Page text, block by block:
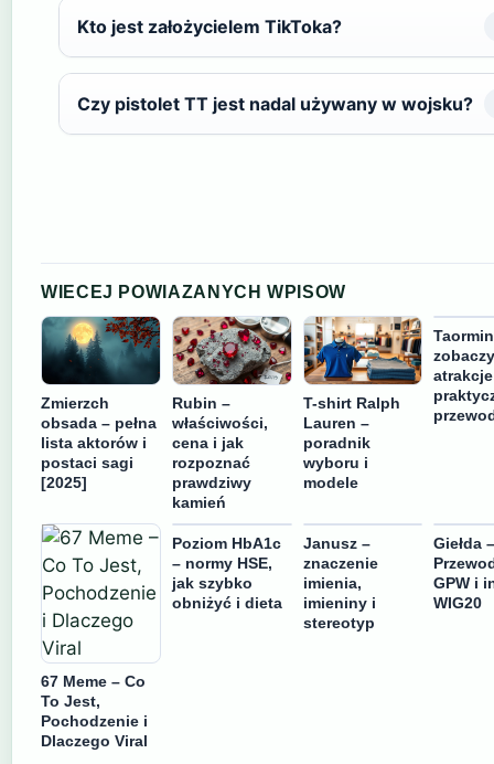
Kto jest założycielem TikToka?
Czy pistolet TT jest nadal używany w wojsku?
WIECEJ POWIAZANYCH WPISOW
Zmierzch
obsada – pełna
lista aktorów i
postaci sagi
[2025]
Rubin –
właściwości,
cena i jak
rozpoznać
prawdziwy
kamień
T-shirt Ralph
Lauren –
poradnik
wyboru i
modele
67 Meme – Co
To Jest,
Pochodzenie i
Dlaczego Viral
Poziom HbA1c
– normy HSE,
jak szybko
obniżyć i dieta
Janusz –
znaczenie
imienia,
imieniny i
stereotyp
Giełda
GPW i
WIG20